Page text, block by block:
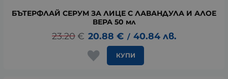
БЪТЕРФЛАЙ СЕРУМ ЗА ЛИЦЕ С ЛАВАНДУЛА И АЛОЕ
ВЕРА 50 мл
23.20 € 20.88 € / 40.84 лв.
КУПИ